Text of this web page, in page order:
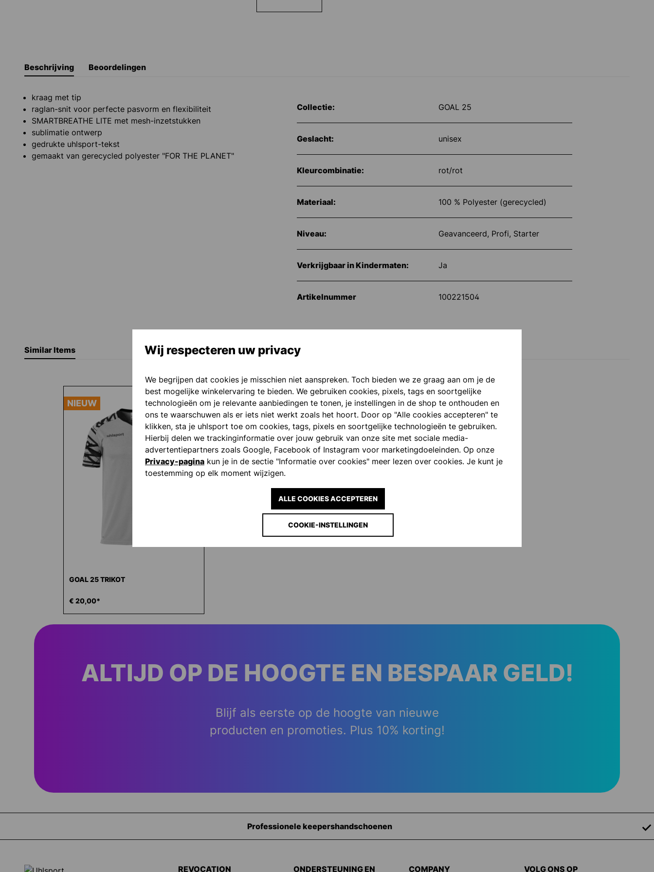
Beschrijving Beoordelingen
kraag met tip
raglan-snit voor perfecte pasvorm en flexibiliteit
SMARTBREATHE LITE met mesh-inzetstukken
sublimatie ontwerp
gedrukte uhlsport-tekst
gemaakt van gerecycled polyester "FOR THE PLANET"
Collectie: GOAL 25
Geslacht: unisex
Kleurcombinatie: rot/rot
Materiaal: 100 % Polyester (gerecycled)
Niveau: Geavanceerd, Profi, Starter
Verkrijgbaar in Kindermaten: Ja
Artikelnummer 100221504
Similar Items
Productgalerij overslaan
NIEUW
GOAL 25 TRIKOT
€ 20,00*
ALTIJD OP DE HOOGTE EN BESPAAR GELD!
Blijf als eerste op de hoogte van nieuwe
producten en promoties. Plus 10% korting!
Uitrusting voor keepers
REVOCATION
ONDERSTEUNING EN
COMPANY
VOLG ONS OP
Wij respecteren uw privacy
We begrijpen dat cookies je misschien niet aanspreken. Toch bieden we ze graag aan om je de
best mogelijke winkelervaring te bieden. We gebruiken cookies, pixels, tags en soortgelijke
technologieën om je relevante aanbiedingen te tonen, je instellingen in de shop te onthouden en
ons te waarschuwen als er iets niet werkt zoals het hoort. Door op "Alle cookies accepteren" te
klikken, sta je uhlsport toe om cookies, tags, pixels en soortgelijke technologieën te gebruiken.
Hierbij delen we trackinginformatie over jouw gebruik van onze site met sociale media-
advertentiepartners zoals Google, Facebook of Instagram voor marketingdoeleinden. Op onze
Privacy-pagina kun je in de sectie "Informatie over cookies" meer lezen over cookies. Je kunt je
toestemming op elk moment wijzigen.
COOKIE-INSTELLINGEN
ALLE COOKIES ACCEPTEREN